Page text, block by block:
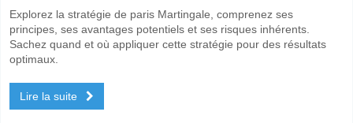
Explorez la stratégie de paris Martingale, comprenez ses
principes, ses avantages potentiels et ses risques inhérents.
Sachez quand et où appliquer cette stratégie pour des résultats
optimaux.
Lire la suite